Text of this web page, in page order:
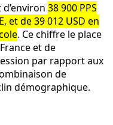
38 900 PPS
et de 39 012 USD en
. Ce chiffre le place
et de
par rapport aux
de
démographique.